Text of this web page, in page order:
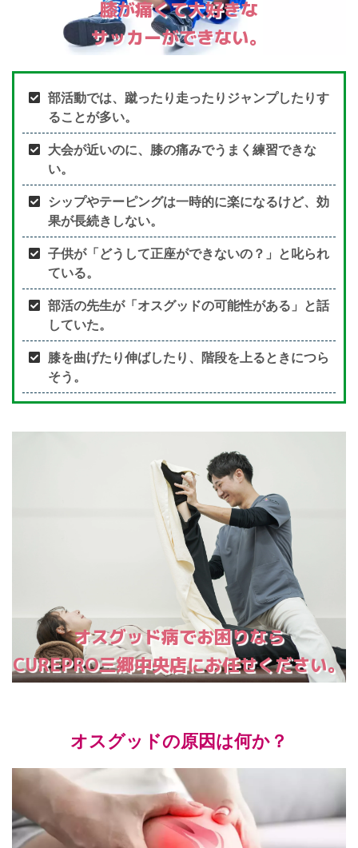
膝が痛くて大好きな
サッカーができない。
部活動では、蹴ったり走ったりジャンプしたりす
ることが多い。
大会が近いのに、膝の痛みでうまく練習できな
い。
シップやテーピングは一時的に楽になるけど、効
果が長続きしない。
子供が「どうして正座ができないの？」と叱られ
ている。
部活の先生が「オスグッドの可能性がある」と話
していた。
膝を曲げたり伸ばしたり、階段を上るときにつら
そう。
オスグッド病でお困りなら
CUREPRO三郷中央店にお任せください。
オスグッドの原因は何か？